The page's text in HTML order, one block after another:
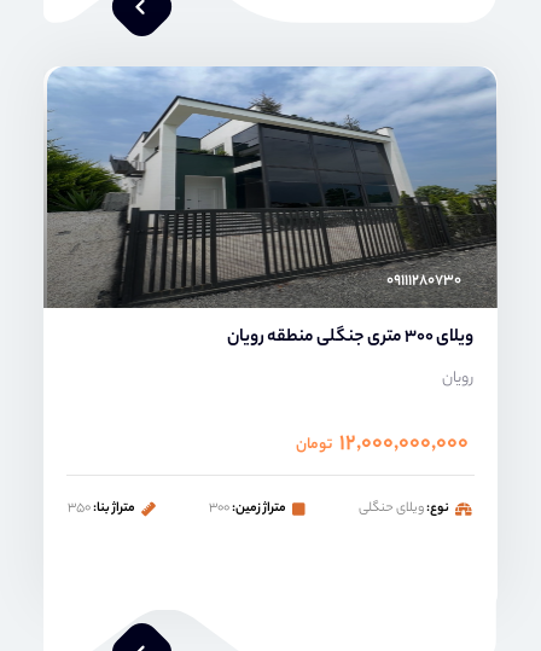
محمد صنعتی
۰۹۱۱۱۲۸۰۷۳۰
ویلای 300 متری جنگلی منطقه رویان
رویان
۱۲,۰۰۰,۰۰۰,۰۰۰ تومان
نوع:ویلای حنگلی متراژ زمین:۳۰۰ متراژ بنا:۳۵۰